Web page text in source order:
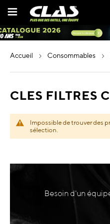
accueil consommables
CLES FILTRES
Impossible de trouver des
sélection.
Besoin d'un